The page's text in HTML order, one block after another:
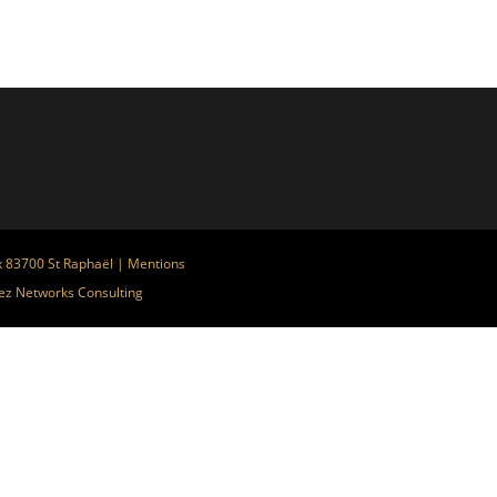
83700 St Raphaël | Mentions
Networks Consulting